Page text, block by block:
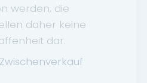
werden, die
daher keine
dar.